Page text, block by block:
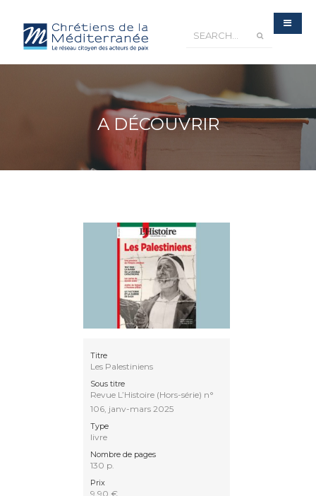
A DÉCOUVRIR
Titre
Les Palestiniens
Sous titre
Revue L’Histoire (Hors-série) n°
106, janv-mars 2025
Type
livre
Nombre de pages
130 p.
Prix
9,90 €